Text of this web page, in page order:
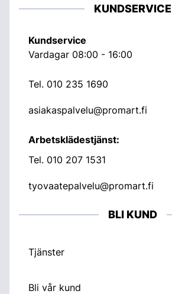
KUNDSERVICE
Kundservice
Vardagar 08:00 - 16:00
Tel. 010 235 1690
asiakaspalvelu@promart.fi
Arbetsklädestjänst:
Tel. 010 207 1531
tyovaatepalvelu@promart.fi
BLI KUND
Tjänster
Bli vår kund